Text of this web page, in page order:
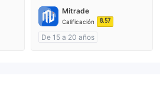
cTrader
Mitrade
Calificación 8.57
De 15 a 20 años